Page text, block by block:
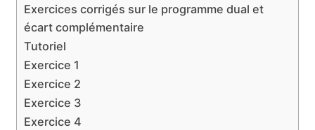
Exercices corrigés sur le programme dual et
écart complémentaire
Tutoriel
Exercice 1
Exercice 2
Exercice 3
Exercice 4